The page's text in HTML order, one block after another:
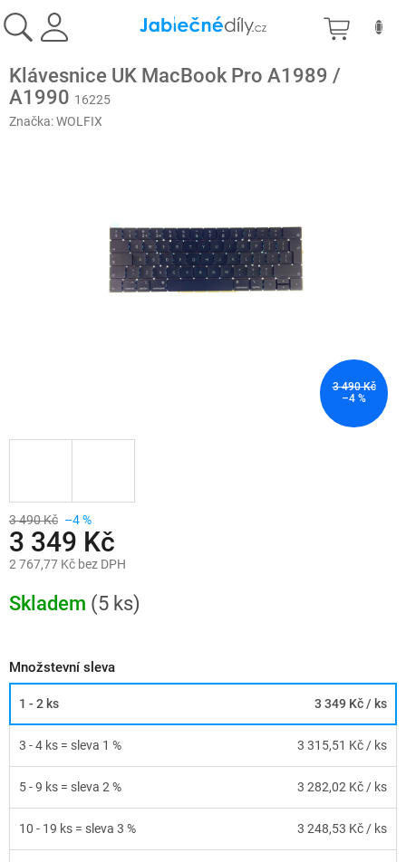
na
obsah
Klávesnice UK MacBook Pro A1989 /
A1990 16225
Značka:WOLFIX
3 490 Kč
–4 %
3 490 Kč –4 %
3 349 Kč
2 767,77 Kč bez DPH
cena:
Skladem (5 ks)
Množstevní sleva
1 - 2 ks 3 349 Kč/ ks
3 - 4 ks = sleva 1 % 3 315,51 Kč/ ks
5 - 9 ks = sleva 2 % 3 282,02 Kč/ ks
10 - 19 ks = sleva 3 % 3 248,53 Kč/ ks